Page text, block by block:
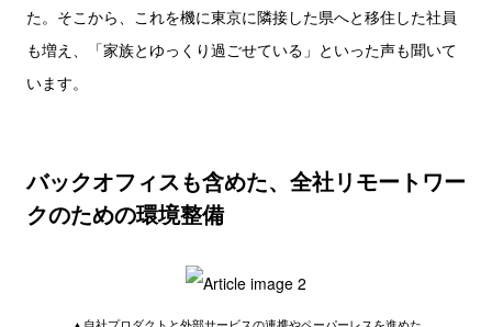
た。そこから、これを機に東京に隣接した県へと移住した社員
も増え、「家族とゆっくり過ごせている」といった声も聞いて
います。
バックオフィスも含めた、全社リモートワー
クのための環境整備